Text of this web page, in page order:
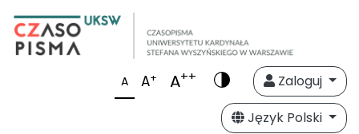
A A+ A++
Zaloguj
Język Polski